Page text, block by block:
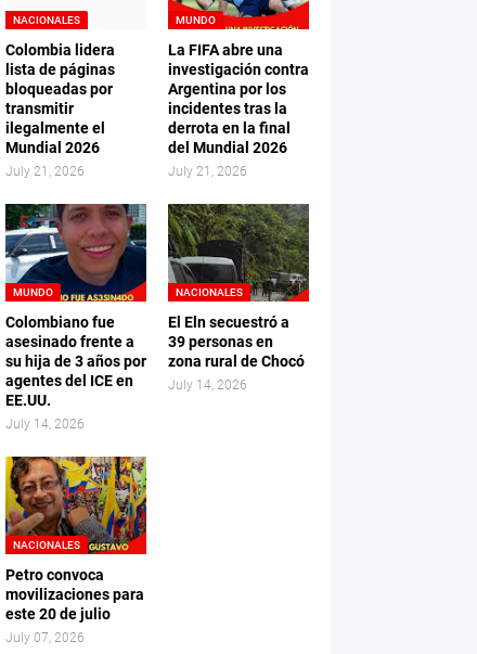
NACIONALES
Colombia lidera
lista de páginas
bloqueadas por
transmitir
ilegalmente el
Mundial 2026
July 21, 2026
MUNDO
La FIFA abre una
investigación contra
Argentina por los
incidentes tras la
derrota en la final
del Mundial 2026
July 21, 2026
MUNDO
Colombiano fue
asesinado frente a
su hija de 3 años por
agentes del ICE en
EE.UU.
July 14, 2026
NACIONALES
El Eln secuestró a
39 personas en
zona rural de Chocó
July 14, 2026
NACIONALES
Petro convoca
movilizaciones para
este 20 de julio
July 07, 2026